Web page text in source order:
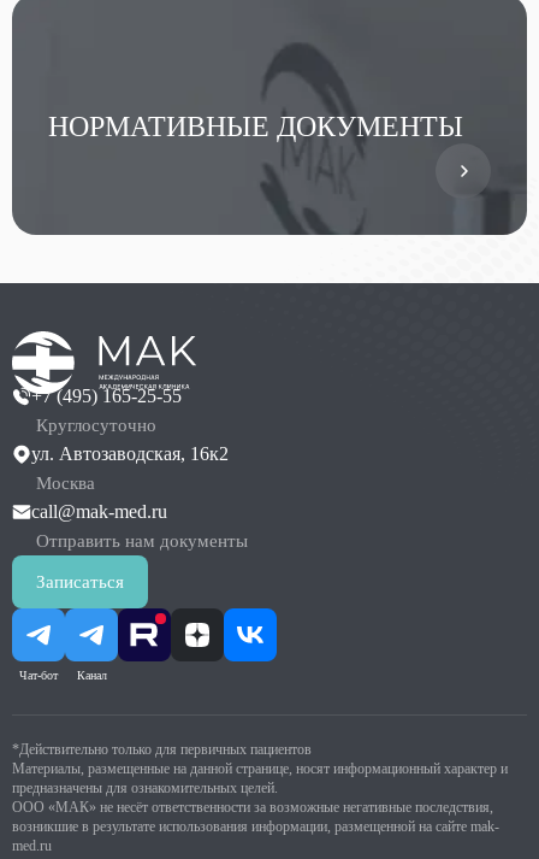
НОРМАТИВНЫЕ ДОКУМЕНТЫ
Круглосуточно
+7 (495) 165-25-55
Москва
ул. Автозаводская, 16к2
Отправить нам документы
call@mak-med.ru
Чат-бот Канал
Записаться
*Действительно только для первичных пациентов
Материалы, размещенные на данной странице, носят информационный характер и
предназначены для ознакомительных целей.
ООО «МАК» не несёт ответственности за возможные негативные последствия,
возникшие в результате использования информации, размещенной на сайте mak-
med.ru